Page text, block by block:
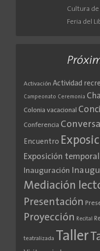
Cultura de
Feria del
Activación Actividad
Campeonato Ceremonia
Colonia vacacional
Conferencia
Encuentro
Exposición temporal
Inauguración
Mediación
Presentación
Proyección Recital
teatralizada Taller